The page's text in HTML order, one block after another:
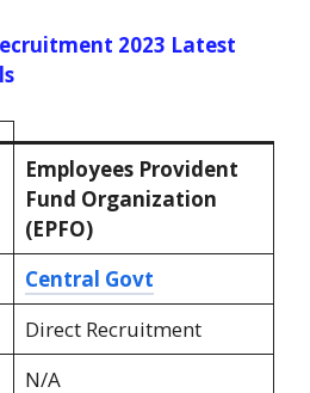
2023 Latest
Employees Provident
Fund Organization
(EPFO)
Central Govt
Direct Recruitment
N/A